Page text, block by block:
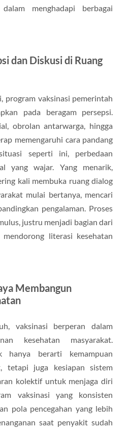
menghadapi berbagai
dan Diskusi di Ruang
program vaksinasi pemerintah
pada beragam persepsi.
obrolan antarwarga, hingga
memengaruhi cara pandang
seperti ini, perbedaan
yang wajar. Yang menarik,
kali membuka ruang dialog
mulai bertanya, mencari
pengalaman. Proses
justru menjadi bagian dari
literasi kesehatan
Membangun
vaksinasi berperan dalam
kesehatan masyarakat.
hanya berarti kemampuan
tetapi juga kesiapan sistem
kolektif untuk menjaga diri
vaksinasi yang konsisten
pola pencegahan yang lebih
saat penyakit sudah